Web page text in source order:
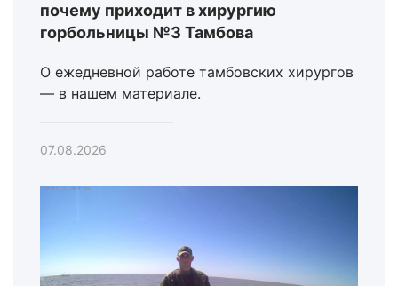
почему приходит в хирургию
горбольницы №3 Тамбова
О ежедневной работе тамбовских хирургов
— в нашем материале.
07.08.2026